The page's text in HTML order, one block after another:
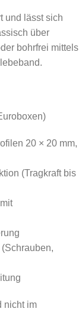
und lässt sich
über
bohrfrei mittels
20 × 20 mm,
(Tragkraft bis
nicht im